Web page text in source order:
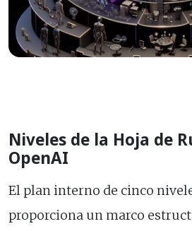
Niveles de la Hoja de
OpenAI
El plan interno de cinco
proporciona un marco